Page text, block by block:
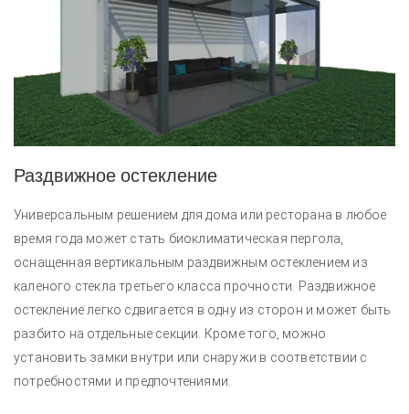
Раздвижное остекление
Универсальным решением для дома или ресторана в любое
время года может стать биоклиматическая пергола,
оснащенная вертикальным раздвижным остеклением из
каленого стекла третьего класса прочности. Раздвижное
остекление легко сдвигается в одну из сторон и может быть
разбито на отдельные секции. Кроме того, можно
установить замки внутри или снаружи в соответствии с
потребностями и предпочтениями.